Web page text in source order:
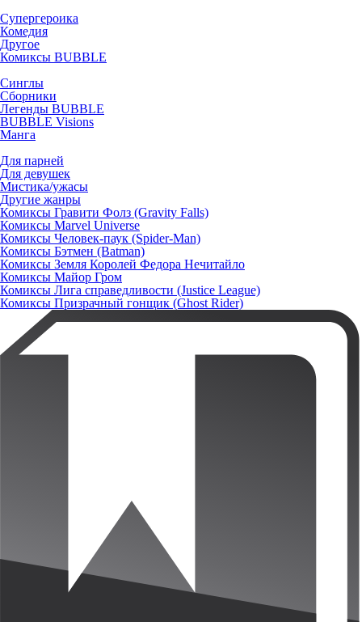
Супергероика
Комедия
Другое
Комиксы BUBBLE
Синглы
Сборники
Легенды BUBBLE
BUBBLE Visions
Манга
Для парней
Для девушек
Мистика/ужасы
Другие жанры
Комиксы Гравити Фолз (Gravity Falls)
Комиксы Marvel Universe
Комиксы Человек-паук (Spider-Man)
Комиксы Бэтмен (Batman)
Комиксы Земля Королей Федора Нечитайло
Комиксы Майор Гром
Комиксы Лига справедливости (Justice League)
Комиксы Призрачный гонщик (Ghost Rider)